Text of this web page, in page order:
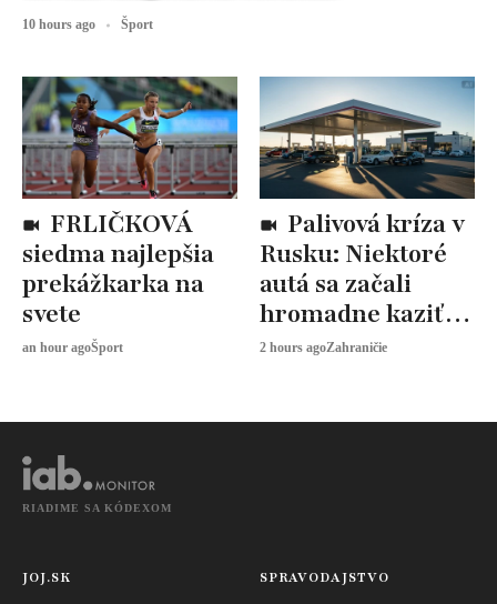
siedma najlepšia
prekážkarka na
svete
an hour agoŠport
Rusku: Niektoré
autá sa začali
hromadne kaziť,
dôvodom je
2 hours agoZahraničie
10 hours ago Šport
RIADIME SA KÓDEXOM
JOJ.SK SPRAVODAJSTVO